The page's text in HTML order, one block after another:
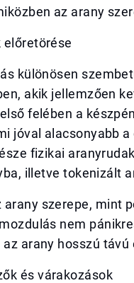
az arany
előretörése
különösen
akik jellemzően
felében a
jóval alacsonyabb
fizikai
illetve tokenizált
arany szerepe, mint
nem
arany hosszú
és várakozások